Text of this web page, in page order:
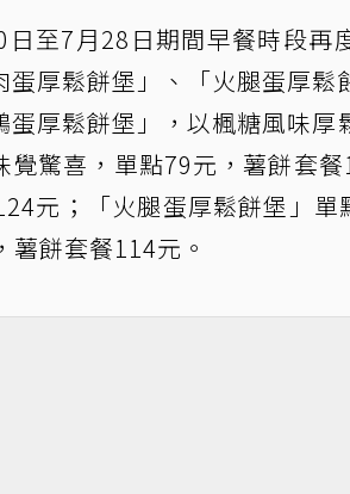
至7月28日期間早餐時段再
厚鬆餅堡」、「火腿蛋厚鬆
厚鬆餅堡」，以楓糖風味厚
驚喜，單點79元，薯餅套
元；「火腿蛋厚鬆餅堡」單
餅套餐114元。